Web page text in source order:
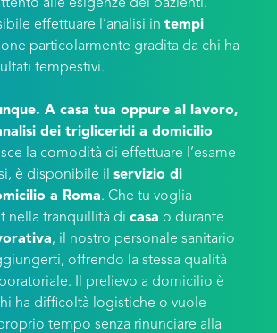
alle esigenze dei pazienti.
effettuare l’analisi in tempi
particolarmente gradita da chi ha
tempestivi.
A casa tua oppure al lavoro,
dei trigliceridi a domicilio
la comodità di effettuare l’esame
è disponibile il servizio di
a Roma. Che tu voglia
nella tranquillità di casa o durante
, il nostro personale sanitario
offrendo la stessa qualità
Il prelievo a domicilio è
ha difficoltà logistiche o vuole
tempo senza rinunciare alla